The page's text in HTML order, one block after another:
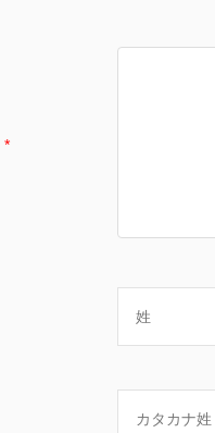
*